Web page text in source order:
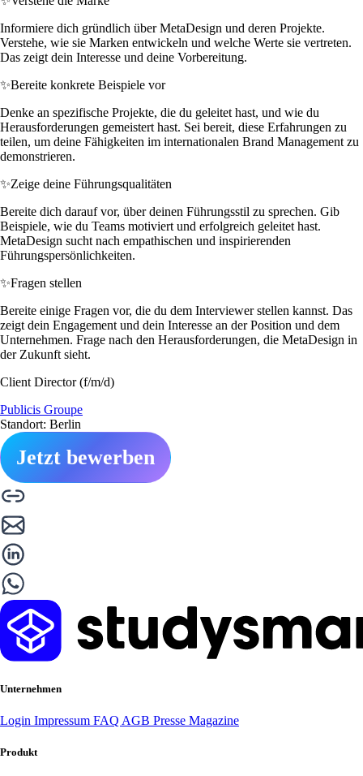
Informiere dich gründlich über MetaDesign und deren Projekte.
Verstehe, wie sie Marken entwickeln und welche Werte sie vertreten.
Das zeigt dein Interesse und deine Vorbereitung.
✨Bereite konkrete Beispiele vor
Denke an spezifische Projekte, die du geleitet hast, und wie du
Herausforderungen gemeistert hast. Sei bereit, diese Erfahrungen zu
teilen, um deine Fähigkeiten im internationalen Brand Management zu
demonstrieren.
✨Zeige deine Führungsqualitäten
Bereite dich darauf vor, über deinen Führungsstil zu sprechen. Gib
Beispiele, wie du Teams motiviert und erfolgreich geleitet hast.
MetaDesign sucht nach empathischen und inspirierenden
Führungspersönlichkeiten.
✨Fragen stellen
Bereite einige Fragen vor, die du dem Interviewer stellen kannst. Das
zeigt dein Engagement und dein Interesse an der Position und dem
Unternehmen. Frage nach den Herausforderungen, die MetaDesign in
der Zukunft sieht.
Client Director (f/m/d)
Publicis Groupe
Standort: Berlin
Jetzt bewerben
Unternehmen
Login Impressum FAQ AGB Presse Magazine
Produkt